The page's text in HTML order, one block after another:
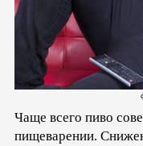
Чаще всего пиво
пищеварении.